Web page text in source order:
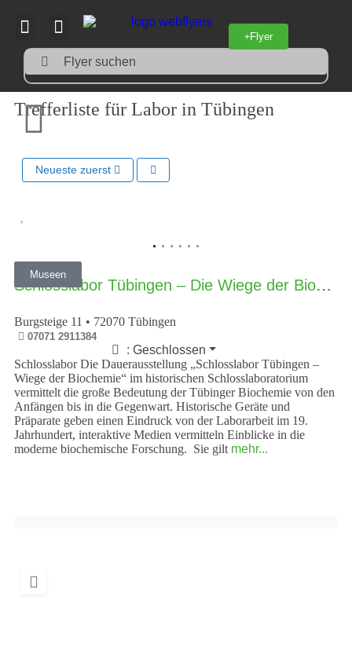
Flyer
Flyer suchen
Trefferliste für Labor in Tübingen
Neueste zuerst
Museen
Schlosslabor Tübingen – Die Wiege der Biochemie
Burgsteige 11 • 72070 Tübingen
07071 2911384
: Geschlossen
Schlosslabor Die Dauerausstellung „Schlosslabor Tübingen –
Wiege der Biochemie“ im historischen Schlosslaboratorium
vermittelt die große Bedeutung der Tübinger Biochemie von den
Anfängen bis in die Gegenwart. Historische Geräte und
Präparate geben einen Eindruck von der Laborarbeit im 19.
Jahrhundert, interaktive Medien vermitteln Einblicke in die
moderne biochemische Forschung. Sie gilt mehr...